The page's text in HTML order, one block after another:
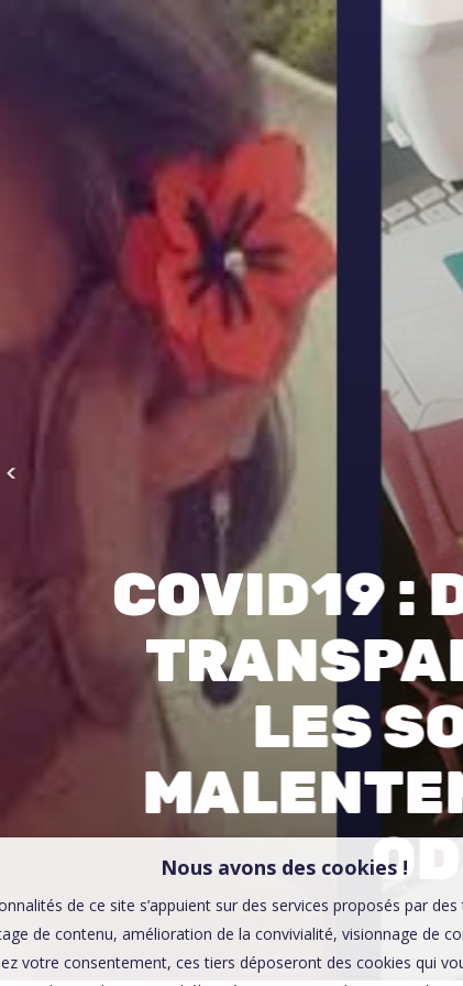
COVID19 :
LES
Nous avons des cookies !
de ce site s’appuient sur des services proposés par
de contenu, amélioration de la convivialité, visionnage de
votre consentement, ces tiers déposeront des cookies qui